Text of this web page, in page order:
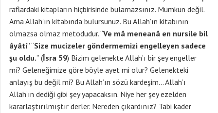
raflardaki kitapların hiçbirisinde bulamazsınız. Mümkün değil.
Ama Allah’ın kitabında bulursunuz. Bu Allah’ın kitabının
olmazsa olmaz metodudur. “Ve mâ meneanâ en nursile bil
âyâti” “Size mucizeler göndermemizi engelleyen sadece
şu oldu.” (İsra 59) Bizim gelenekte Allah’ı bir şey engeller
mi? Geleneğimize göre böyle ayet mi olur? Gelenekteki
anlayış bu değil mi? Bu Allah’ın sözü kardeşim… Allah’ı
Allah’ın dediği gibi şey yapacaksın. Niye her şey ezelden
kararlaştırılmıştır derler. Nereden çıkardınız? Tabi kader